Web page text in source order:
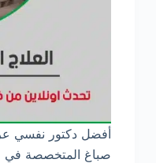
أفضل دكتور نفسي
صباغ المتخصصة في